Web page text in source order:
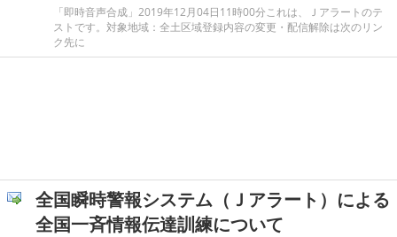
「即時音声合成」2019年12月04日11時00分これは、Ｊアラートのテ
ストです。対象地域：全土区域登録内容の変更・配信解除は次のリン
ク先に
全国瞬時警報システム（Ｊアラート）による
全国一斉情報伝達訓練について